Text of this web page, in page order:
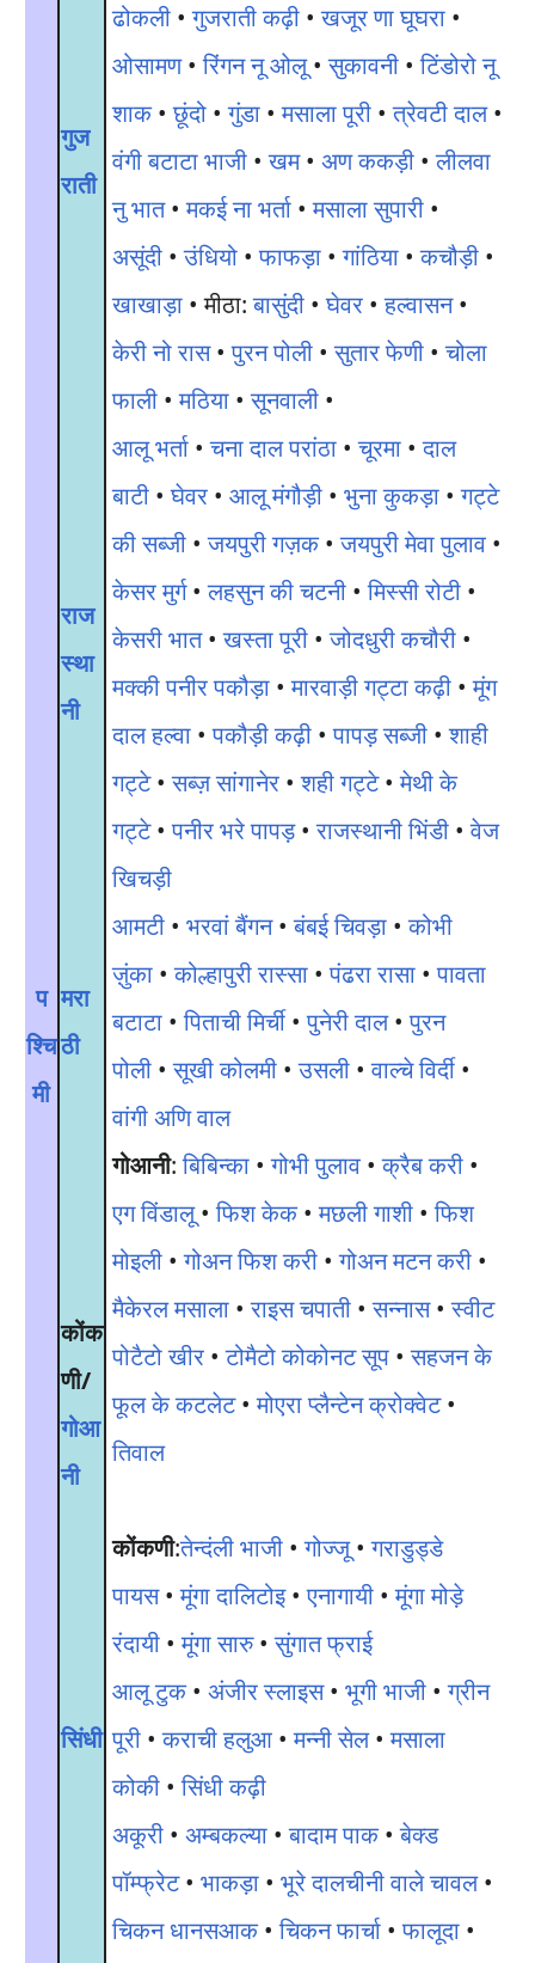
प
श्चि
मी
गुज
राती
ढोकली •गुजराती कढ़ी •खजूर णा घूघरा •
ओसामण•रिंगन नू ओलू•सुकावनी •टिंडोरो नू
शाक•छूंदो •गुंडा •मसाला पूरी •त्रेवटी दाल•
वंगी बटाटा भाजी •खम• अण ककड़ी •लीलवा
नु भात•मकई ना भर्ता •मसाला सुपारी •
असूंदी •उंधियो •फाफड़ा •गांठिया •कचौड़ी •
खाखाड़ा • मीठा:बासुंदी •घेवर •हल्वासन•
केरी नो रास•पुरन पोली •सुतार फेणी •चोला
फाली •मठिया •सूनवाली •
राज
स्था
नी
आलू भर्ता •चना दाल परांठा •चूरमा •दाल
बाटी •घेवर • आलू मंगौड़ी • भुना कुकड़ा •गट्टे
की सब्जी •जयपुरी गज़क•जयपुरी मेवा पुलाव •
केसर मुर्ग•लहसुन की चटनी •मिस्सी रोटी •
केसरी भात•खस्ता पूरी •जोदधुरी कचौरी •
मक्की पनीर पकौड़ा •मारवाड़ी गट्टा कढ़ी •मूंग
दाल हल्वा •पकौड़ी कढ़ी •पापड़ सब्जी •शाही
गट्टे•सब्ज़ सांगानेर •शही गट्टे•मेथी के
गट्टे•पनीर भरे पापड़•राजस्थानी भिंडी •वेज
खिचड़ी
मरा
ठी
आमटी • भरवां बैंगन•बंबई चिवड़ा •कोभी
ज़ुंका •कोल्हापुरी रास्सा •पंढरा रासा •पावता
बटाटा •पिताची मिर्ची•पुनेरी दाल•पुरन
पोली •सूखी कोलमी •उसली •वाल्चे विर्दी•
वांगी अणि वाल
कोंक
णी/
गोआ
नी
गोआनी:बिबिन्का •गोभी पुलाव •क्रैब करी •
एग विंडालू•फिश केक•मछली गाशी •फिश
मोइली •गोअन फिश करी •गोअन मटन करी •
मैकेरल मसाला •राइस चपाती •सन्नास•स्वीट
पोटैटो खीर •टोमैटो कोकोनट सूप •सहजन के
फूल के कटलेट•मोएरा प्लैन्टेन क्रोक्वेट•
तिवाल
कोंकणी:तेन्दंली भाजी •गोज्जू•गराडुड्डे
पायस•मूंगा दालिटोइ•एनागायी •मूंगा मोड़े
रंदायी •मूंगा सारु•सुंगात फ्राई
सिंधी
आलू टुक• अंजीर स्लाइस• भूगी भाजी •ग्रीन
पूरी •कराची हलुआ •मन्नी सेल•मसाला
कोकी •सिंधी कढ़ी
अकूरी • अम्बकल्या •बादाम पाक•बेक्ड
पॉम्फ्रेट• भाकड़ा • भूरे दालचीनी वाले चावल•
चिकन धानसआक•चिकन फार्चा •फालूदा •